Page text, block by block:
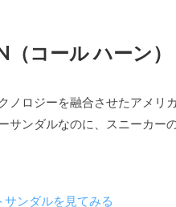
（コール ハーン）
ノロジーを融合させたアメリ
サンダルなのに、スニーカ
ンダルを見てみる